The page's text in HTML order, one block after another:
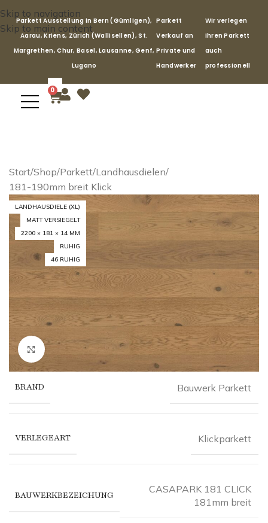
Skip to navigation
Skip to main content
Parkett Ausstellung in Bern (Gümligen),
Aarau, Kriens, Zürich (Wallisellen), St.
Margrethen, Chur, Basel, Lausanne, Genf,
Lugano
Parkett
Verkauf an
Private und
Handwerker
Wir verlegen
Ihren Parkett
auch
professionell
0
Start/Shop/Parkett/Landhausdielen/
181-190mm breit Klick
LANDHAUSDIELE (XL)
MATT VERSIEGELT
2200 × 181 × 14 MM
RUHIG
46 RUHIG
Click to enlarge
BRAND Bauwerk Parkett
VERLEGEART Klickparkett
BAUWERKBEZEICHUNG
CASAPARK 181 CLICK
181mm breit